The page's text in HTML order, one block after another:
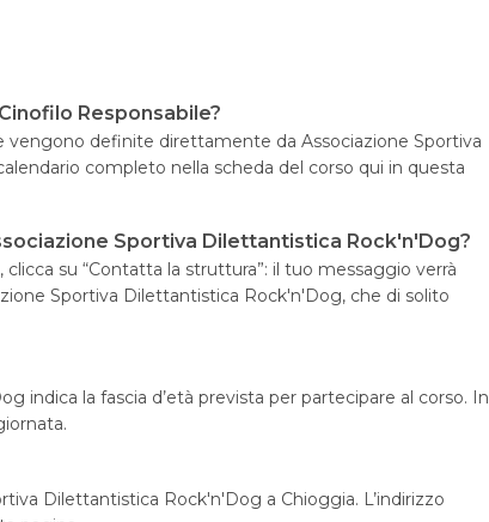
Responsabile?
vengono definite direttamente da Associazione Sportiva
completo nella scheda del corso qui in questa
Sportiva Dilettantistica Rock'n'Dog?
su “Contatta la struttura”: il tuo messaggio verrà
Sportiva Dilettantistica Rock'n'Dog, che di solito
indica la fascia d’età prevista per partecipare al corso. In
Dilettantistica Rock'n'Dog a Chioggia. L’indirizzo